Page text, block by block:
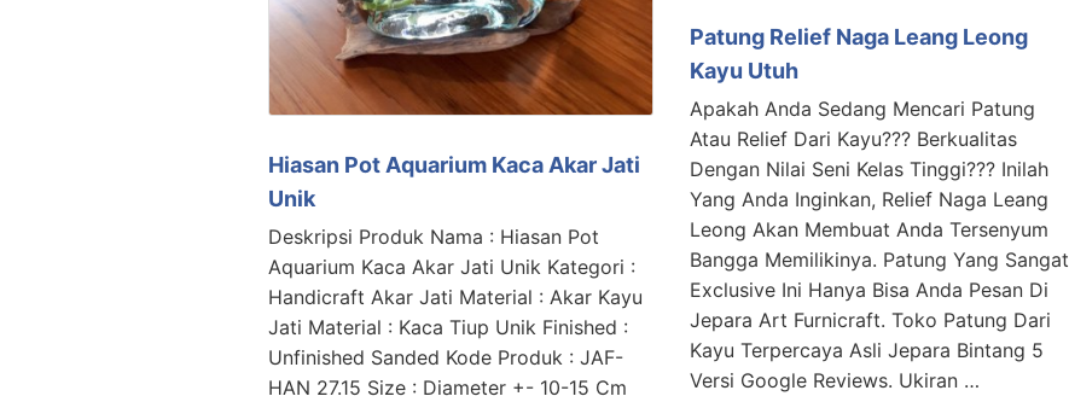
Hiasan Pot Aquarium Kaca Akar Jati
Unik
Deskripsi Produk Nama : Hiasan Pot
Aquarium Kaca Akar Jati Unik Kategori :
Handicraft Akar Jati Material : Akar Kayu
Jati Material : Kaca Tiup Unik Finished :
Unfinished Sanded Kode Produk : JAF-
HAN 27.15 Size : Diameter +- 10-15 Cm
Patung Relief Naga Leang Leong
Kayu Utuh
Apakah Anda Sedang Mencari Patung
Atau Relief Dari Kayu??? Berkualitas
Dengan Nilai Seni Kelas Tinggi??? Inilah
Yang Anda Inginkan, Relief Naga Leang
Leong Akan Membuat Anda Tersenyum
Bangga Memilikinya. Patung Yang Sangat
Exclusive Ini Hanya Bisa Anda Pesan Di
Jepara Art Furnicraft. Toko Patung Dari
Kayu Terpercaya Asli Jepara Bintang 5
Versi Google Reviews. Ukiran …